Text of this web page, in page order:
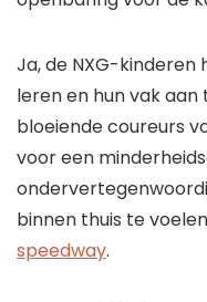
Ja, de NXG-kinderen
leren en hun vak
bloeiende coureurs
voor een
binnen thuis te
speedway.